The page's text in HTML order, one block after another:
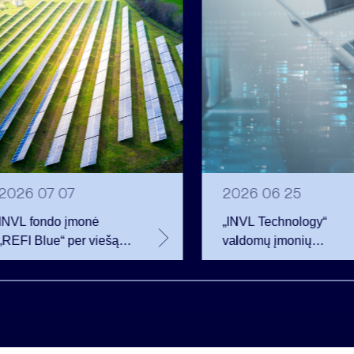
07 07
INVL fondo įmonė
Blue“ per viešą
emisiją
12 mln. eurų –
2026 06 25
„INVL Technology“
valdomų įmonių
darbuotojai realizavo
opcionus ir tapo